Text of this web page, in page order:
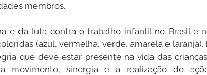
membros.
e da luta contra o trabalho infantil no Brasil e
(azul, vermelha, verde, amarela e
que deve estar presente na vida das
movimento, sinergia e a realização de